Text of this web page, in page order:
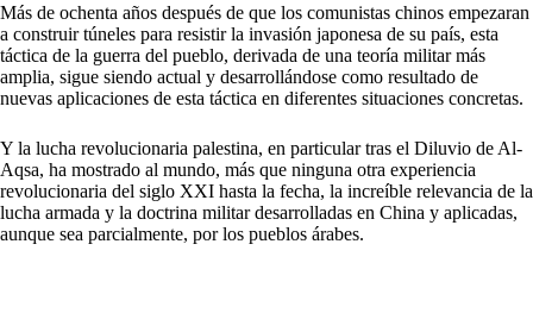
Más de ochenta años después de que los comunistas chinos empezaran
a construir túneles para resistir la invasión japonesa de su país, esta
táctica de la guerra del pueblo, derivada de una teoría militar más
amplia, sigue siendo actual y desarrollándose como resultado de
nuevas aplicaciones de esta táctica en diferentes situaciones concretas.
Y la lucha revolucionaria palestina, en particular tras el Diluvio de Al-
Aqsa, ha mostrado al mundo, más que ninguna otra experiencia
revolucionaria del siglo XXI hasta la fecha, la increíble relevancia de la
lucha armada y la doctrina militar desarrolladas en China y aplicadas,
aunque sea parcialmente, por los pueblos árabes.